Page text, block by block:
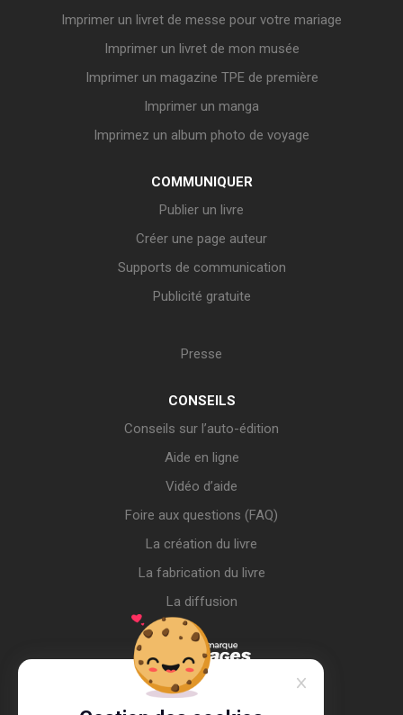
Imprimer un livret de messe pour votre mariage
Imprimer un livret de mon musée
Imprimer un magazine TPE de première
Imprimer un manga
Imprimez un album photo de voyage
COMMUNIQUER
Publier un livre
Créer une page auteur
Supports de communication
Publicité gratuite
Presse
CONSEILS
Conseils sur l’auto-édition
Aide en ligne
Vidéo d’aide
Foire aux questions (FAQ)
La création du livre
La fabrication du livre
La diffusion